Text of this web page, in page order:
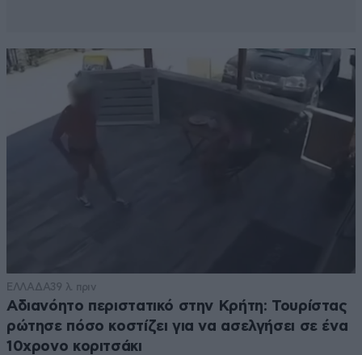
ΕΛΛΑΔΑ39 λ. πριν
Αδιανόητο περιστατικό στην Κρήτη: Τουρίστας
ρώτησε πόσο κοστίζει για να ασελγήσει σε ένα
10χρονο κοριτσάκι